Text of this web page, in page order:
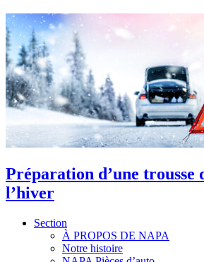
Préparation d’une trousse
l’hiver
Section
À PROPOS DE NAPA
Notre histoire